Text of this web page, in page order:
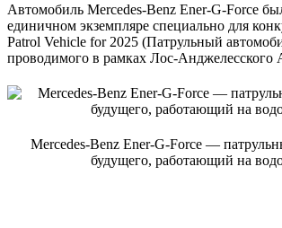
Автомобиль Mercedes-Benz Ener-G-Force
единичном экземпляре специально для
Patrol Vehicle for 2025 (Патрульный
проводимого в рамках Лос-Анджелесского
Mercedes-Benz Ener-G-Force —
будущего, работающий на